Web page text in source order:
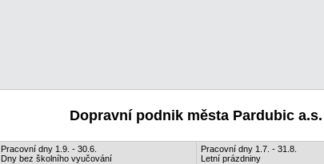
Dopravní podnik města Pardubic a.s.
Pracovní dny 1.9. - 30.6.
Dny bez školního vyučování
Pracovní dny 1.7. - 31.8.
Letní prázdniny